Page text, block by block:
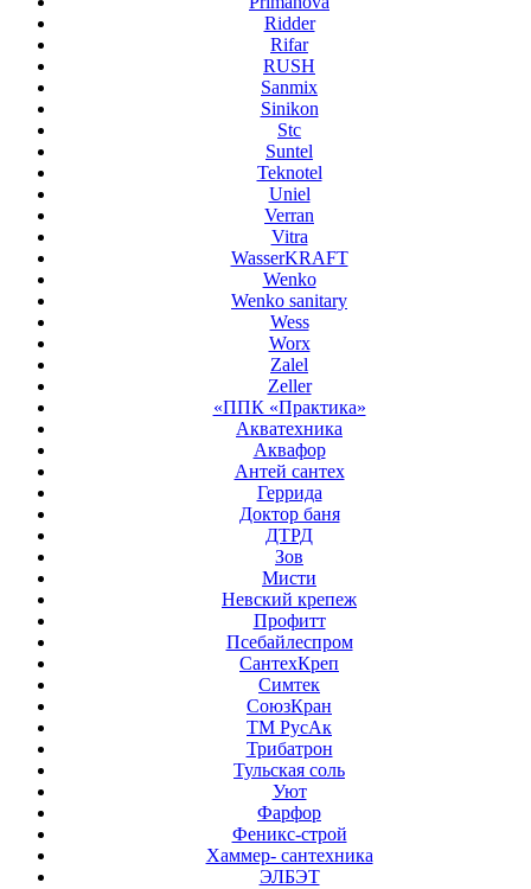
Ridder
Rifar
RUSH
Sanmix
Sinikon
Stc
Suntel
Teknotel
Uniel
Verran
Vitra
WasserKRAFT
Wenko
Wenko sanitary
Wess
Worx
Zalel
Zeller
«ППК «Практика»
Акватехника
Аквафор
Антей сантех
Геррида
Доктор баня
ДТРД
Зов
Мисти
Невский крепеж
Профитт
Псебайлеспром
СантехКреп
Симтек
СоюзКран
ТМ РусАк
Трибатрон
Тульская соль
Уют
Фарфор
Феникс-строй
Хаммер- сантехника
ЭЛБЭТ